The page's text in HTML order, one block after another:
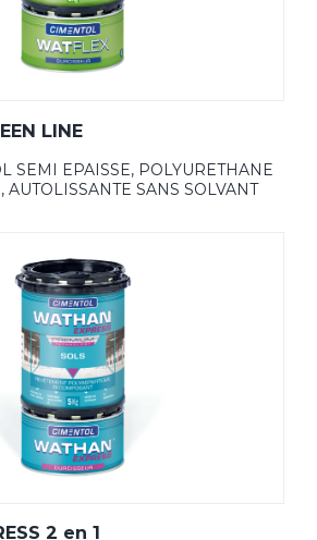
LINE
SEMI EPAISSE, POLYURETHANE
AUTOLISSANTE SANS SOLVANT
2 en 1